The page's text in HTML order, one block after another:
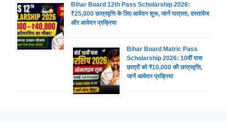
Bihar Board 12th Pass Scholarship 2026:
₹25,000 छात्रवृत्ति के लिए आवेदन शुरू, जानें पात्रता, दस्तावेज
और आवेदन प्रक्रिया
Bihar Board Matric Pass
Scholarship 2026: 10वीं पास
छात्रों को ₹10,000 की छात्रवृत्ति,
जानें आवेदन प्रक्रिया